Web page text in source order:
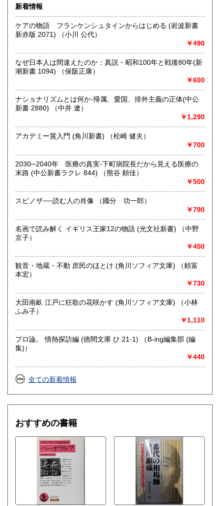
宮崎県
沖縄県 300円
にお問い合わせください。出張費は、無料です。
沿線名：伯備線・桃太郎線(吉備線)
最寄駅：総社駅
定休日：年中無休
書籍の買取について
不死鳥BOOKSでは、書籍だけでなくCD、DVD、レコード、
ゲーム、おもちゃ、骨董品まであらゆるものの買い取りがで
きます。店主が、日本全国買取にお伺いいたします。お気軽
取り扱い分野
国書、サブカルチャー、古書一般（その他）
オールジャンル
新着情報
ケアの物語 フランケンシュタインからはじめる (岩波新書
新赤版 2071) （小川 公代）
￥490
なぜ日本人は間違えたのか：真説・昭和100年と戦後80年(新
潮新書 1094) （保阪正康）
￥600
ナショナリズムとは何か-帰属、愛国、排外主義の正体(中公
新書 2880) （中井 遼）
￥1,290
アカデミー賞入門 (角川新書) （松崎 健夫）
￥700
2030─2040年 医療の真実-下町病院長だから見える医療の
末路 (中公新書ラクレ 844) （熊谷 頼佳）
￥500
スピノザ──読む人の肖像 （國分 功一郎）
￥790
名画で読み解く イギリス王家12の物語 (光文社新書) （中野
京子）
￥450
観音・地蔵・不動 庶民のほとけ (角川ソフィア文庫) （頼富
本宏）
￥730
大田南畝 江戸に狂歌の花咲かす (角川ソフィア文庫) （小林
ふみ子）
￥1,110
プロ論。 情熱探訪編 (徳間文庫 ひ 21-1) （B-ing編集部 (編
集)）
￥440
全ての新着情報
おすすめの書籍